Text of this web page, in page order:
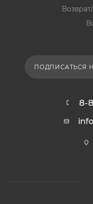
ПОДПИСАТЬСЯ
8-